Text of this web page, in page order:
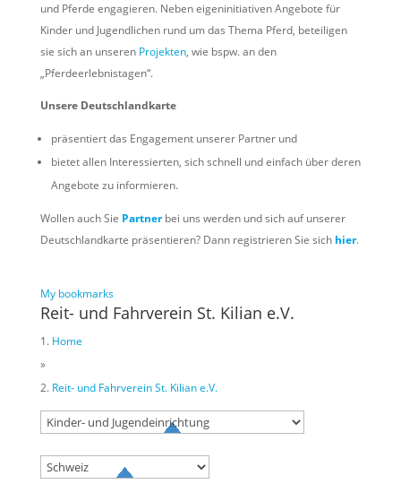
und Pferde engagieren. Neben eigeninitiativen Angebote für
Kinder und Jugendlichen rund um das Thema Pferd, beteiligen
sie sich an unseren Projekten, wie bspw. an den
„Pferdeerlebnistagen“.
Unsere Deutschlandkarte
präsentiert das Engagement unserer Partner und
bietet allen Interessierten, sich schnell und einfach über deren
Angebote zu informieren.
Wollen auch Sie Partnerbei uns werden und sich auf unserer
Deutschlandkarte präsentieren? Dann registrieren Sie sich hier.
My bookmarks
Reit- und Fahrverein St. Kilian e.V.
Home
»
Reit- und Fahrverein St. Kilian e.V.